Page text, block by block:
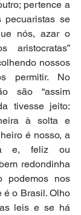
pertence a
se
nós, azar o
aristocratas”
nossos
permitir. No
são “assim
tivesse jeito:
à solta e
é nosso, a
e, feliz ou
redondinha
podemos nos
é o Brasil. Olho
leis e se há